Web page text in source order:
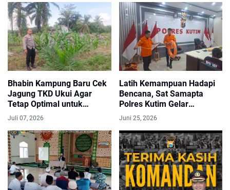
Bhabin Kampung Baru Cek
Jagung TKD Ukui Agar
Tetap Optimal untuk
Menjamin Ketahanan
Juli 07, 2026
Latih Kemampuan Hadapi
Bencana, Sat Samapta
Polres Kutim Gelar
Pelatihan Search and
Juni 25, 2026